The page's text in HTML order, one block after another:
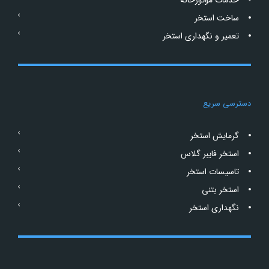
ساخت استخر
تعمیر و نگهداری استخر
دسترسی سریع
گرمایش استخر
استخر فایبر گلاس
تاسیسات استخر
استخر بتنی
نگهداری استخر